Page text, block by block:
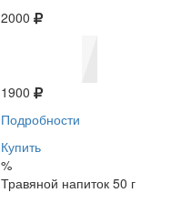
2000
1900
Подробности
Купить
%
Травяной напиток 50 г